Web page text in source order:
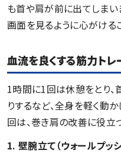
も首や肩が前に出てしまい
画面を見るように心がける
血流を良くする筋力トレ
1時間に1回は休憩をとり、
りするなど、全身を軽く動
回は、巻き肩の改善に役立
1. 壁腕立て（ウォールプッシ